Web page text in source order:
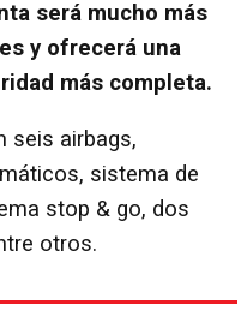
será mucho más
y ofrecerá una
más completa.
seis airbags,
sistema de
stop & go, dos
otros.